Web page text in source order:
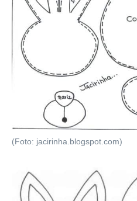
(Foto: jacirinha.blogspot.com)